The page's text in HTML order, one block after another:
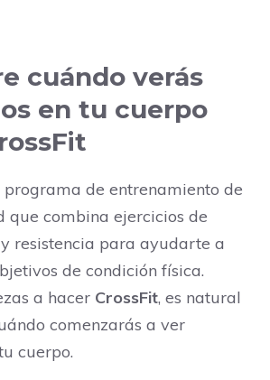
cuándo verás
en tu cuerpo
programa de entrenamiento de
que combina ejercicios de
resistencia para ayudarte a
de condición física.
a hacer CrossFit, es natural
comenzarás a ver
cuerpo.